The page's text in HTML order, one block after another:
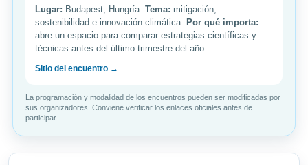
Lugar: Budapest, Hungría. Tema: mitigación,
sostenibilidad e innovación climática. Por qué importa:
abre un espacio para comparar estrategias científicas y
técnicas antes del último trimestre del año.
Sitio del encuentro →
La programación y modalidad de los encuentros pueden ser modificadas por
sus organizadores. Conviene verificar los enlaces oficiales antes de
participar.